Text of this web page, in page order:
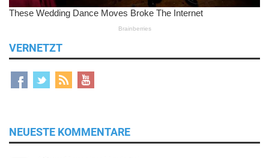
VERNETZT
NEUESTE KOMMENTARE